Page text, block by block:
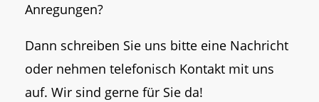
Anregungen?
Dann schreiben Sie uns bitte eine Nachricht
oder nehmen telefonisch Kontakt mit uns
auf. Wir sind gerne für Sie da!